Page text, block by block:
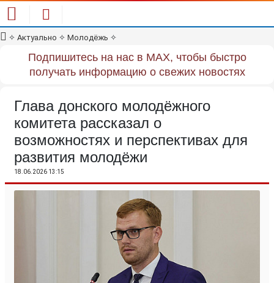
✧ Актуально ✧ Молодёжь ✧
Подпишитесь на нас в MAX, чтобы быстро
получать информацию о свежих новостях
Глава донского молодёжного
комитета рассказал о
возможностях и перспективах для
развития молодёжи
18.06.2026 13:15